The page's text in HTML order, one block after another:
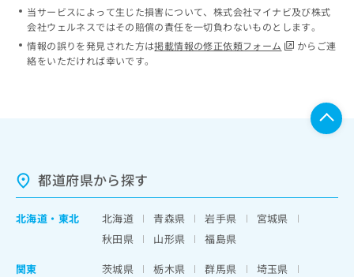
当サービスによって生じた損害について、株式会社マイナビ及び株式
会社ウェルネスではその賠償の責任を一切負わないものとします。
情報の誤りを発見された方は掲載情報の修正依頼フォーム
からご連
絡をいただければ幸いです。
都道府県から探す
北海道 ・ 東北 北海道 青森県 岩手県
宮城県
秋田県
山形県
福島県
関東
茨城県 栃木県 群馬県
埼玉県